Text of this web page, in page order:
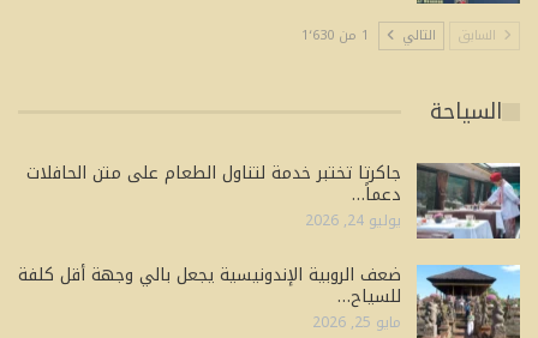
السابق التالي 1 من 1٬630
السياحة
جاكرتا تختبر خدمة لتناول الطعام على متن الحافلات
دعماً…
يوليو 24, 2026
ضعف الروبية الإندونيسية يجعل بالي وجهة أقل كلفة
للسياح…
مايو 25, 2026